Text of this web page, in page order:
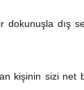
dokunuşla dış
kişinin sizi net